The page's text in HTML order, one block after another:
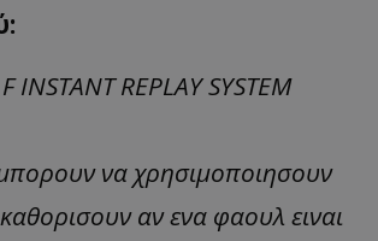
INSTANT REPLAY SYSTEM
μπορουν να χρησιμοποιησουν
αν ενα φαουλ ειναι